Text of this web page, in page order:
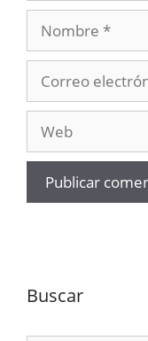
Nombre
electrónico
Buscar